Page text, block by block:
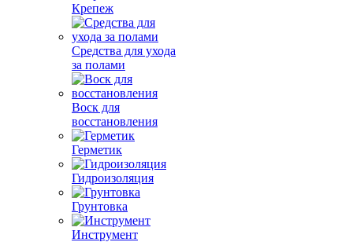
Крепеж
Средства для ухода
за полами
Воск для
восстановления
Герметик
Гидроизоляция
Грунтовка
Инструмент